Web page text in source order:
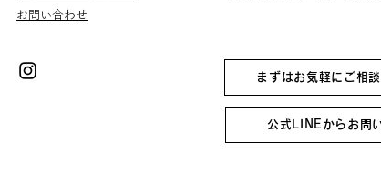
お問い合わせ
まずはお気軽にご相
公式LINEからお問